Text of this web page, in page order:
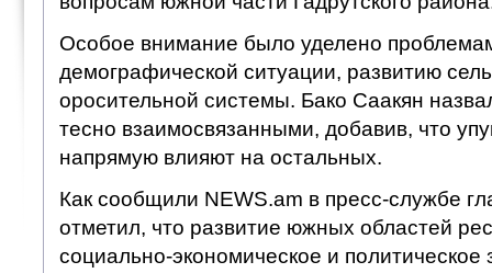
Особое внимание было уделено
демографической ситуации, развитию
оросительной системы. Бако Саакян
тесно взаимосвязанными, добавив, что
напрямую влияют на остальных.
Как сообщили NEWS.am в пресс-службе
отметил, что развитие южных областей
социально-экономическое и политическое